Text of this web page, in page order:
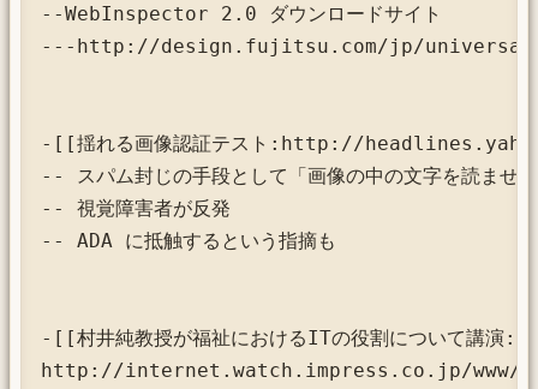
--WebInspector 2.0 ダウンロードサイト
---http://design.fujitsu.com/jp/
-[[揺れる画像認証テスト:http://
-- スパム封じの手段として「画像の中の文字を読ませ
-- 視覚障害者が反発
-- ADA に抵触するという指摘も
-[[村井純教授が福祉におけるITの役割について講演:
http://internet.watch.impress.co.jp/www/